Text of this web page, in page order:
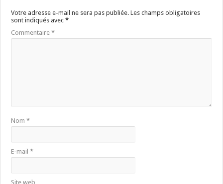
Votre adresse e-mail ne sera pas publiée. Les champs obligatoires
sont indiqués avec*
Commentaire*
Nom*
E-mail*
Site web